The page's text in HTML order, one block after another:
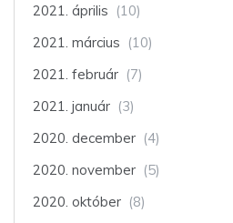
2021. április (10)
2021. március (10)
2021. február (7)
2021. január (3)
2020. december (4)
2020. november (5)
2020. október (8)